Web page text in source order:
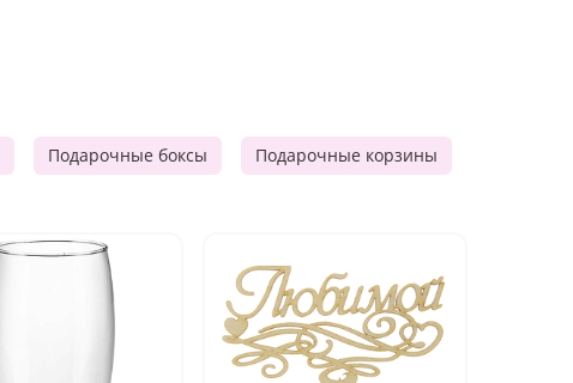
Подарочные боксы Подарочные корзины